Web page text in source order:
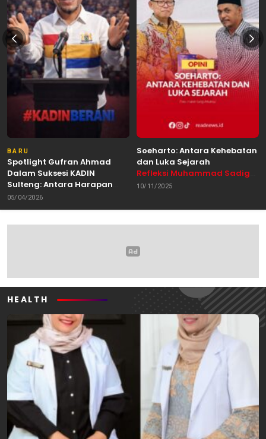
BARU
Spotlight Gufran Ahmad
Dalam Suksesi KADIN
Sulteng: Antara Harapan
dan Kebutuhan Perubahan
Oleh: Anshar Munir
05/04/2026
Soeharto: Antara Kehebatan
dan Luka Sejarah
Refleksi Muhammad Sadig
Alhabsyie, Akademisi UIN
Pemerhati Gerakan
10/11/2025
HEALTH